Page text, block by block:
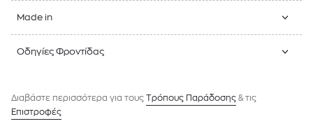
Made in
Οδηγίες Φροντίδας
Διαβάστε περισσότερα για τους Tρόπους Παράδοσης & τις
Επιστροφές